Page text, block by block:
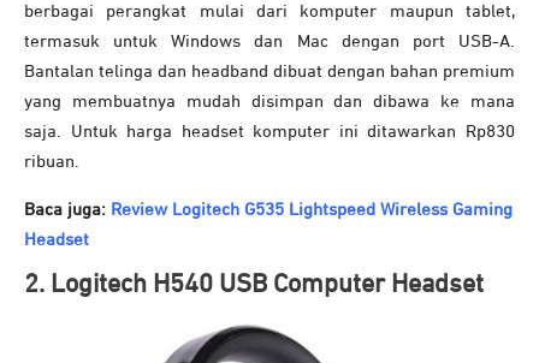
berbagai perangkat mulai dari komputer maupun tablet,
termasuk untuk Windows dan Mac dengan port USB-A.
Bantalan telinga dan headband dibuat dengan bahan premium
yang membuatnya mudah disimpan dan dibawa ke mana
saja. Untuk harga headset komputer ini ditawarkan Rp830
ribuan.
Baca juga: Review Logitech G535 Lightspeed Wireless Gaming
Headset
2. Logitech H540 USB Computer Headset